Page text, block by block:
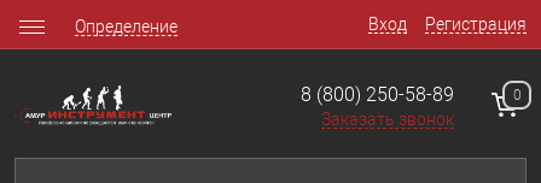
Вход Регистрация
Определение
8 (800) 250-58-89
Заказать звонок
0